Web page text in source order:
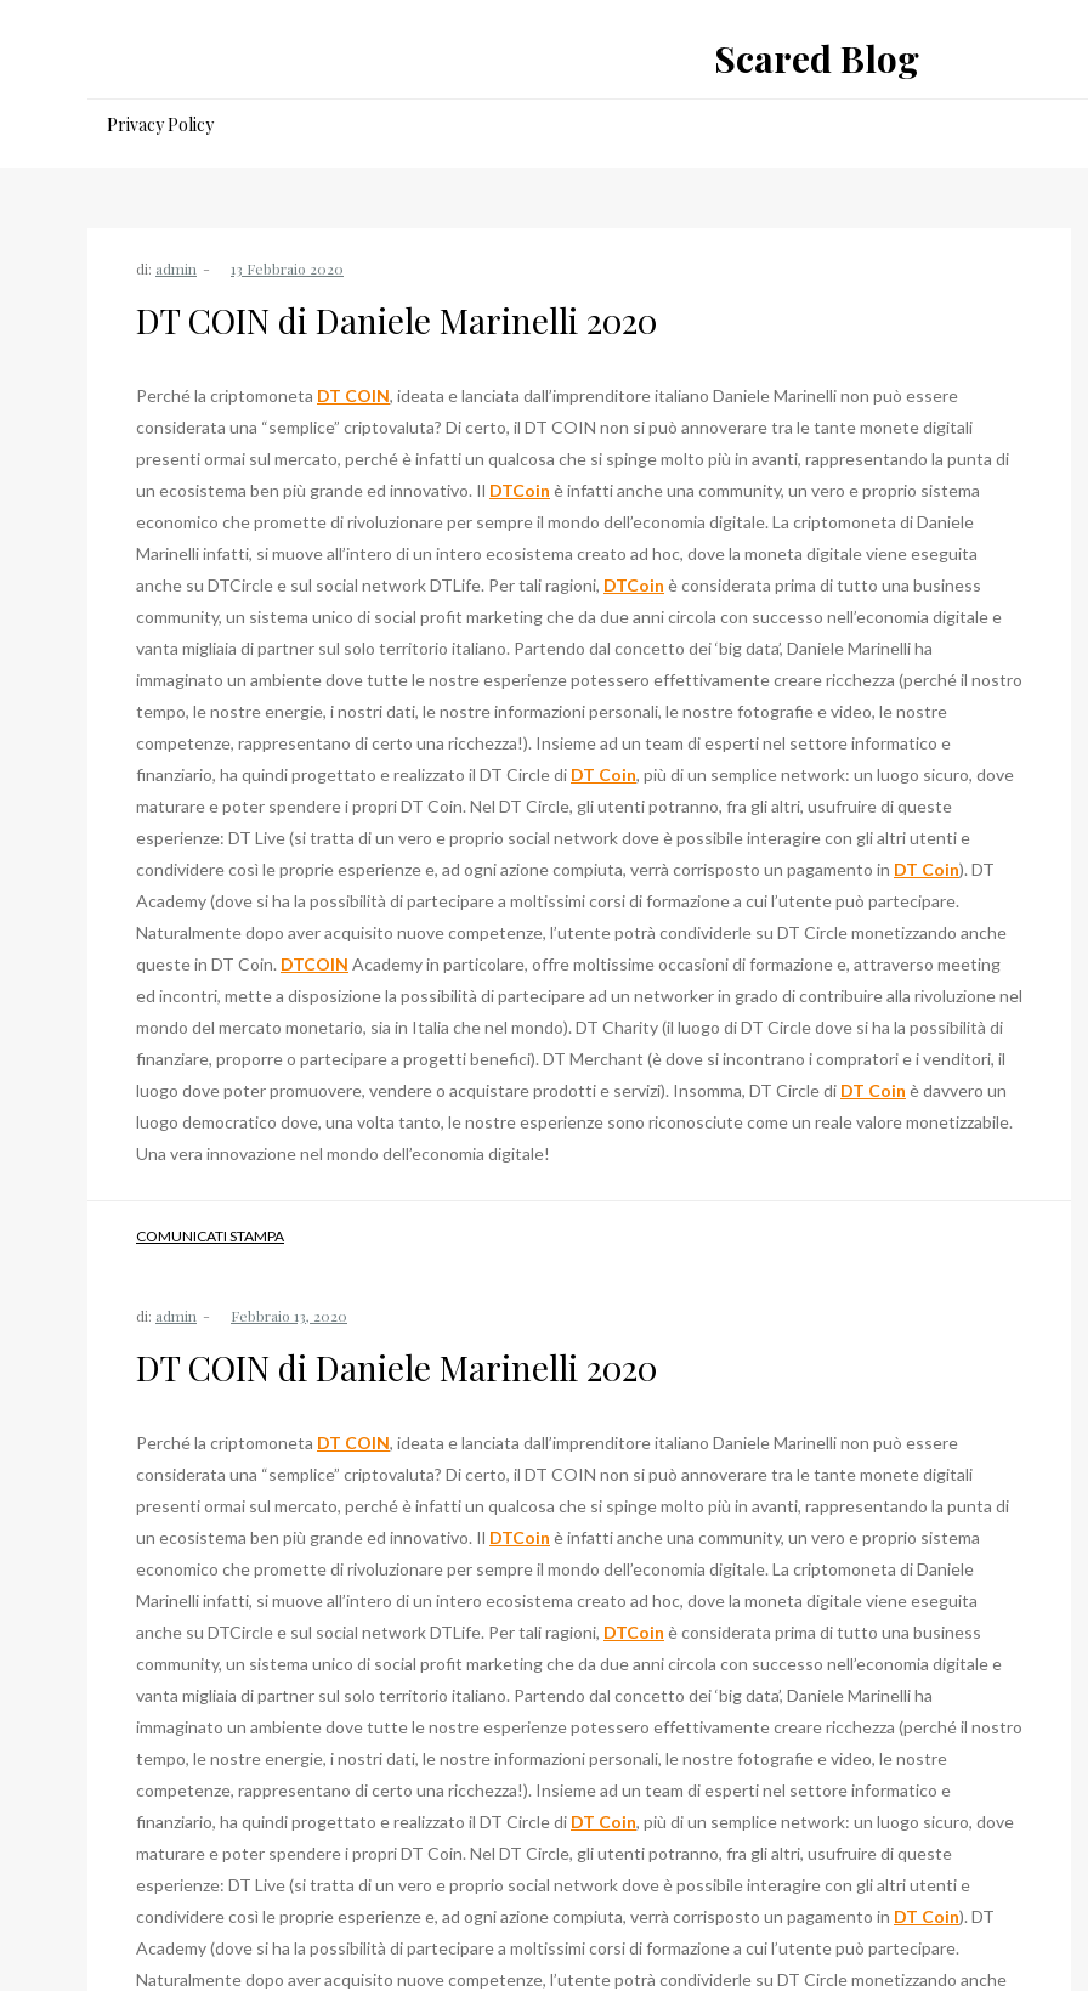
Scared Blog
Privacy Policy
di: admin
DT COIN di Daniele Marinelli 2020
Perché la criptomoneta DT COIN, ideata e lanciata dall’imprenditore italiano Daniele Marinelli non può essere
considerata una “semplice” criptovaluta? Di certo, il DT COIN non si può annoverare tra le tante monete digitali
presenti ormai sul mercato, perché è infatti un qualcosa che si spinge molto più in avanti, rappresentando la punta di
un ecosistema ben più grande ed innovativo. Il DTCoin è infatti anche una community, un vero e proprio sistema
economico che promette di rivoluzionare per sempre il mondo dell’economia digitale. La criptomoneta di Daniele
Marinelli infatti, si muove all’intero di un intero ecosistema creato ad hoc, dove la moneta digitale viene eseguita
anche su DTCircle e sul social network DTLife. Per tali ragioni, DTCoin è considerata prima di tutto una business
community, un sistema unico di social profit marketing che da due anni circola con successo nell’economia digitale e
vanta migliaia di partner sul solo territorio italiano. Partendo dal concetto dei ‘big data’, Daniele Marinelli ha
immaginato un ambiente dove tutte le nostre esperienze potessero effettivamente creare ricchezza (perché il nostro
tempo, le nostre energie, i nostri dati, le nostre informazioni personali, le nostre fotografie e video, le nostre
competenze, rappresentano di certo una ricchezza!). Insieme ad un team di esperti nel settore informatico e
finanziario, ha quindi progettato e realizzato il DT Circle di DT Coin, più di un semplice network: un luogo sicuro, dove
maturare e poter spendere i propri DT Coin. Nel DT Circle, gli utenti potranno, fra gli altri, usufruire di queste
esperienze: DT Live (si tratta di un vero e proprio social network dove è possibile interagire con gli altri utenti e
condividere così le proprie esperienze e, ad ogni azione compiuta, verrà corrisposto un pagamento in DT Coin). DT
Academy (dove si ha la possibilità di partecipare a moltissimi corsi di formazione a cui l’utente può partecipare.
Naturalmente dopo aver acquisito nuove competenze, l’utente potrà condividerle su DT Circle monetizzando anche
queste in DT Coin. DTCOIN Academy in particolare, offre moltissime occasioni di formazione e, attraverso meeting
ed incontri, mette a disposizione la possibilità di partecipare ad un networker in grado di contribuire alla rivoluzione nel
mondo del mercato monetario, sia in Italia che nel mondo). DT Charity (il luogo di DT Circle dove si ha la possibilità di
finanziare, proporre o partecipare a progetti benefici). DT Merchant (è dove si incontrano i compratori e i venditori, il
luogo dove poter promuovere, vendere o acquistare prodotti e servizi). Insomma, DT Circle di DT Coin è davvero un
luogo democratico dove, una volta tanto, le nostre esperienze sono riconosciute come un reale valore monetizzabile.
Una vera innovazione nel mondo dell’economia digitale!
COMUNICATI STAMPA
di: admin
DT COIN di Daniele Marinelli 2020
Perché la criptomoneta DT COIN, ideata e lanciata dall’imprenditore italiano Daniele Marinelli non può essere
considerata una “semplice” criptovaluta? Di certo, il DT COIN non si può annoverare tra le tante monete digitali
presenti ormai sul mercato, perché è infatti un qualcosa che si spinge molto più in avanti, rappresentando la punta di
un ecosistema ben più grande ed innovativo. Il DTCoin è infatti anche una community, un vero e proprio sistema
economico che promette di rivoluzionare per sempre il mondo dell’economia digitale. La criptomoneta di Daniele
Marinelli infatti, si muove all’intero di un intero ecosistema creato ad hoc, dove la moneta digitale viene eseguita
anche su DTCircle e sul social network DTLife. Per tali ragioni, DTCoin è considerata prima di tutto una business
community, un sistema unico di social profit marketing che da due anni circola con successo nell’economia digitale e
vanta migliaia di partner sul solo territorio italiano. Partendo dal concetto dei ‘big data’, Daniele Marinelli ha
immaginato un ambiente dove tutte le nostre esperienze potessero effettivamente creare ricchezza (perché il nostro
tempo, le nostre energie, i nostri dati, le nostre informazioni personali, le nostre fotografie e video, le nostre
competenze, rappresentano di certo una ricchezza!). Insieme ad un team di esperti nel settore informatico e
finanziario, ha quindi progettato e realizzato il DT Circle di DT Coin, più di un semplice network: un luogo sicuro, dove
maturare e poter spendere i propri DT Coin. Nel DT Circle, gli utenti potranno, fra gli altri, usufruire di queste
esperienze: DT Live (si tratta di un vero e proprio social network dove è possibile interagire con gli altri utenti e
condividere così le proprie esperienze e, ad ogni azione compiuta, verrà corrisposto un pagamento in DT Coin). DT
Academy (dove si ha la possibilità di partecipare a moltissimi corsi di formazione a cui l’utente può partecipare.
Naturalmente dopo aver acquisito nuove competenze, l’utente potrà condividerle su DT Circle monetizzando anche